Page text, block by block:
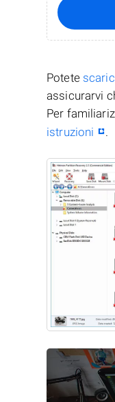
Potete
assicurarvi
Per
istruzioni
.